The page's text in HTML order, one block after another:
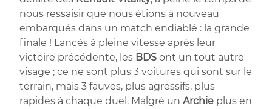
nous ressaisir que nous étions à nouveau
embarqués dans un match endiablé : la grande
finale ! Lancés à pleine vitesse après leur
victoire précédente, les BDS ont un tout autre
visage ; ce ne sont plus 3 voitures qui sont sur le
terrain, mais 3 fauves, plus agressifs, plus
rapides à chaque duel. Malgré unArchie plus en